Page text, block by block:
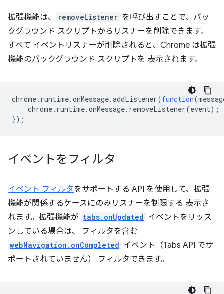
拡張機能は、 removeListener を呼び出すことで、バッ
クグラウンド スクリプトからリスナーを削除できます。
すべて イベントリスナーが削除されると、Chrome は拡張
機能のバックグラウンド スクリプトを 表示されます。
chrome. runtime.onMessage.addListener(function(
chrome. runtime.onMessage. removeListener(event);
});
イベントをフィルタ
イベント フィルタをサポートする API を使用して、拡張
機能が関係するケースにのみリスナーを制限する 表示さ
れます。拡張機能が tabs.onUpdated イベントをリッス
ンしている場合は、 フィルタを含む
webNavigation.onCompleted イベント（Tabs API でサ
ポートされていません） フィルタできます。